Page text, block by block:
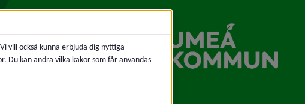
Sociala medier
Umeå kommun
vill också kunna erbjuda dig nyttiga
Du kan ändra vilka kakor som får användas